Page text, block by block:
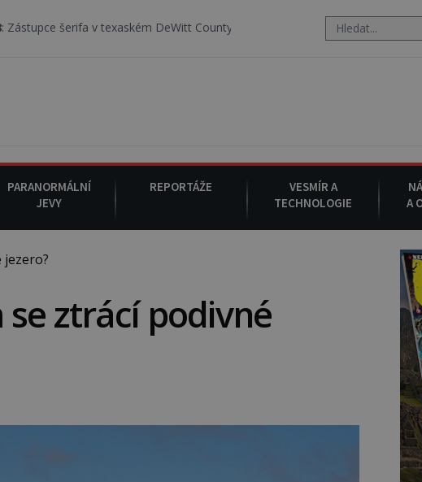
DeWitt County pořizuje video, na kterém před jeho vozem po
PARANORMÁLNÍ
JEVY
REPORTÁŽE
VESMÍR A
TECHNOLOGIE
A
se ztrácí podivné